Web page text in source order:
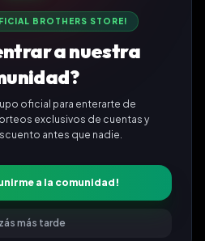
BROTHERS STORE!
a nuestra
oficial para enterarte de
exclusivos de cuentas y
antes que nadie.
a la comunidad!
más tarde